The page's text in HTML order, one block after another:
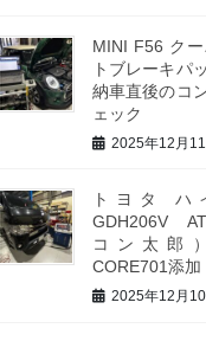
MINI F56 ク
トブレーキパ
納車直後のコ
ェック
2025年12月
トヨタ
GDH206V
コン太郎
CORE701添加
2025年12月10